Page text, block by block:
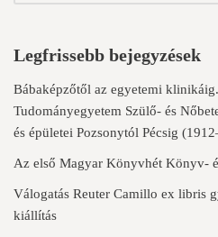
Legfrissebb bejegyzések
Bábaképzőtől az egyetemi
Tudományegyetem Szülő- és
és épületei Pozsonytól Pécsig
Az első Magyar Könyvhét Könyv-
Válogatás Reuter Camillo ex libris
kiállítás